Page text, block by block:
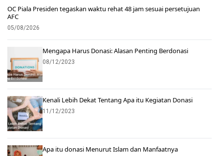
OC Piala Presiden tegaskan waktu rehat 48 jam sesuai persetujuan
AFC
05/08/2026
Mengapa Harus Donasi: Alasan Penting Berdonasi
08/12/2023
Kenali Lebih Dekat Tentang Apa itu Kegiatan Donasi
11/12/2023
Apa itu donasi Menurut Islam dan Manfaatnya